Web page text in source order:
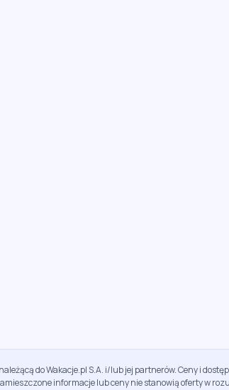
do Wakacje.pl S.A. i/lub jej partnerów. Ceny i
informacje lub ceny nie stanowią oferty w